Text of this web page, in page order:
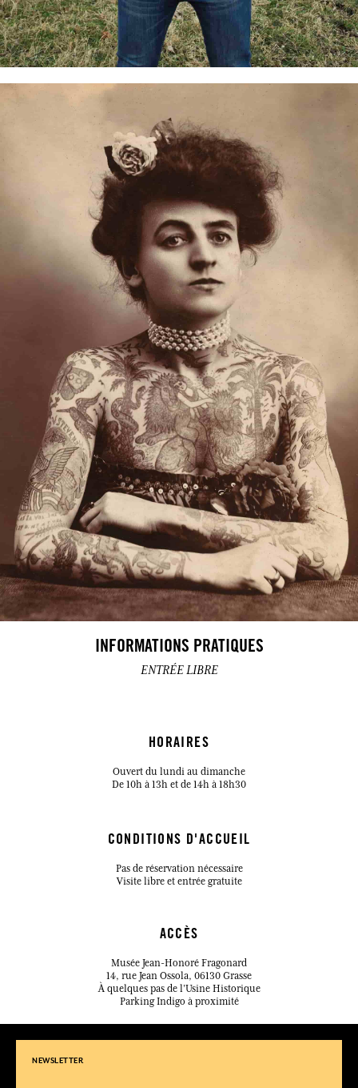
INFORMATIONS PRATIQUES
ENTRÉE LIBRE
HORAIRES
Ouvert du lundi au dimanche
De 10h à 13h et de 14h à 18h30
CONDITIONS D'ACCUEIL
Pas de réservation nécessaire
Visite libre et entrée gratuite
ACCÈS
Musée Jean-Honoré Fragonard
14, rue Jean Ossola, 06130 Grasse
À quelques pas de l’Usine Historique
Parking Indigo à proximité
NEWSLETTER